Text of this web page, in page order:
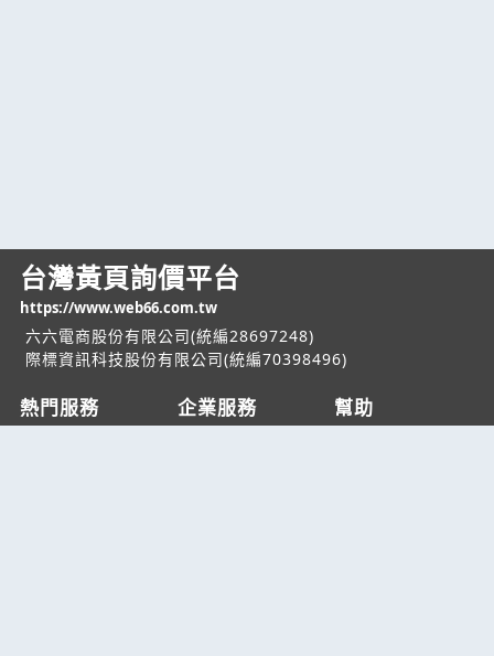
台灣黃頁詢價平台
https://www.web66.com.tw
六六電商股份有限公司(統編28697248)
際標資訊科技股份有限公司(統編70398496)
熱門服務 企業服務 幫助